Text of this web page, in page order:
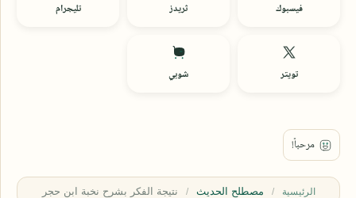
فيسبوك ثريدز تليجرام
تويتر شوبي
الرئيسية مصطلح الحديث